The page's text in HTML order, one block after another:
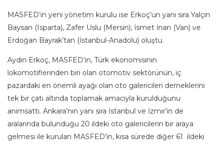
MASFED’in yeni yönetim kurulu ise Erkoç’un yanı sıra Yalçın
Baysan (Isparta), Zafer Uslu (Mersin), İsmet İnan (Van) ve
Erdoğan Bayrak’tan (İstanbul-Anadolu) oluştu.
Aydın Erkoç, MASFED’in, Türk ekonomisinin
lokomotiflerinden biri olan otomotiv sektörünün, iç
pazardaki en önemli ayağı olan oto galericileri derneklerini
tek bir çatı altında toplamak amacıyla kurulduğunu
anımsattı. Ankara’nın yanı sıra İstanbul ve İzmir’in de
aralarında bulunduğu 20 ildeki oto galericilerin bir araya
gelmesi ile kurulan MASFED’in, kısa sürede diğer 61 ildeki